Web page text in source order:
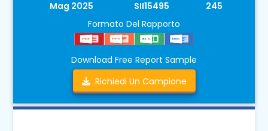
Mag 2025
SII15495
245
Formato Del Rapporto
Download Free Report Sample
Richiedi Un Campione